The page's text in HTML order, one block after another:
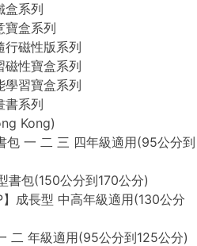
盒系列
寶盒系列
行磁性版系列
磁性寶盒系列
學習寶盒系列
書系列
Kong)
包 一 二 三 四年級適用(95公分到
書包(150公分到170公分)
】成長型 中高年級適用(130公分
二 年級適用(95公分到125公分)